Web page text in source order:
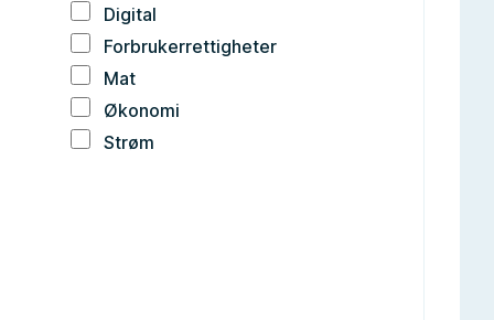
Digital
Forbrukerrettigheter
Mat
Økonomi
Strøm